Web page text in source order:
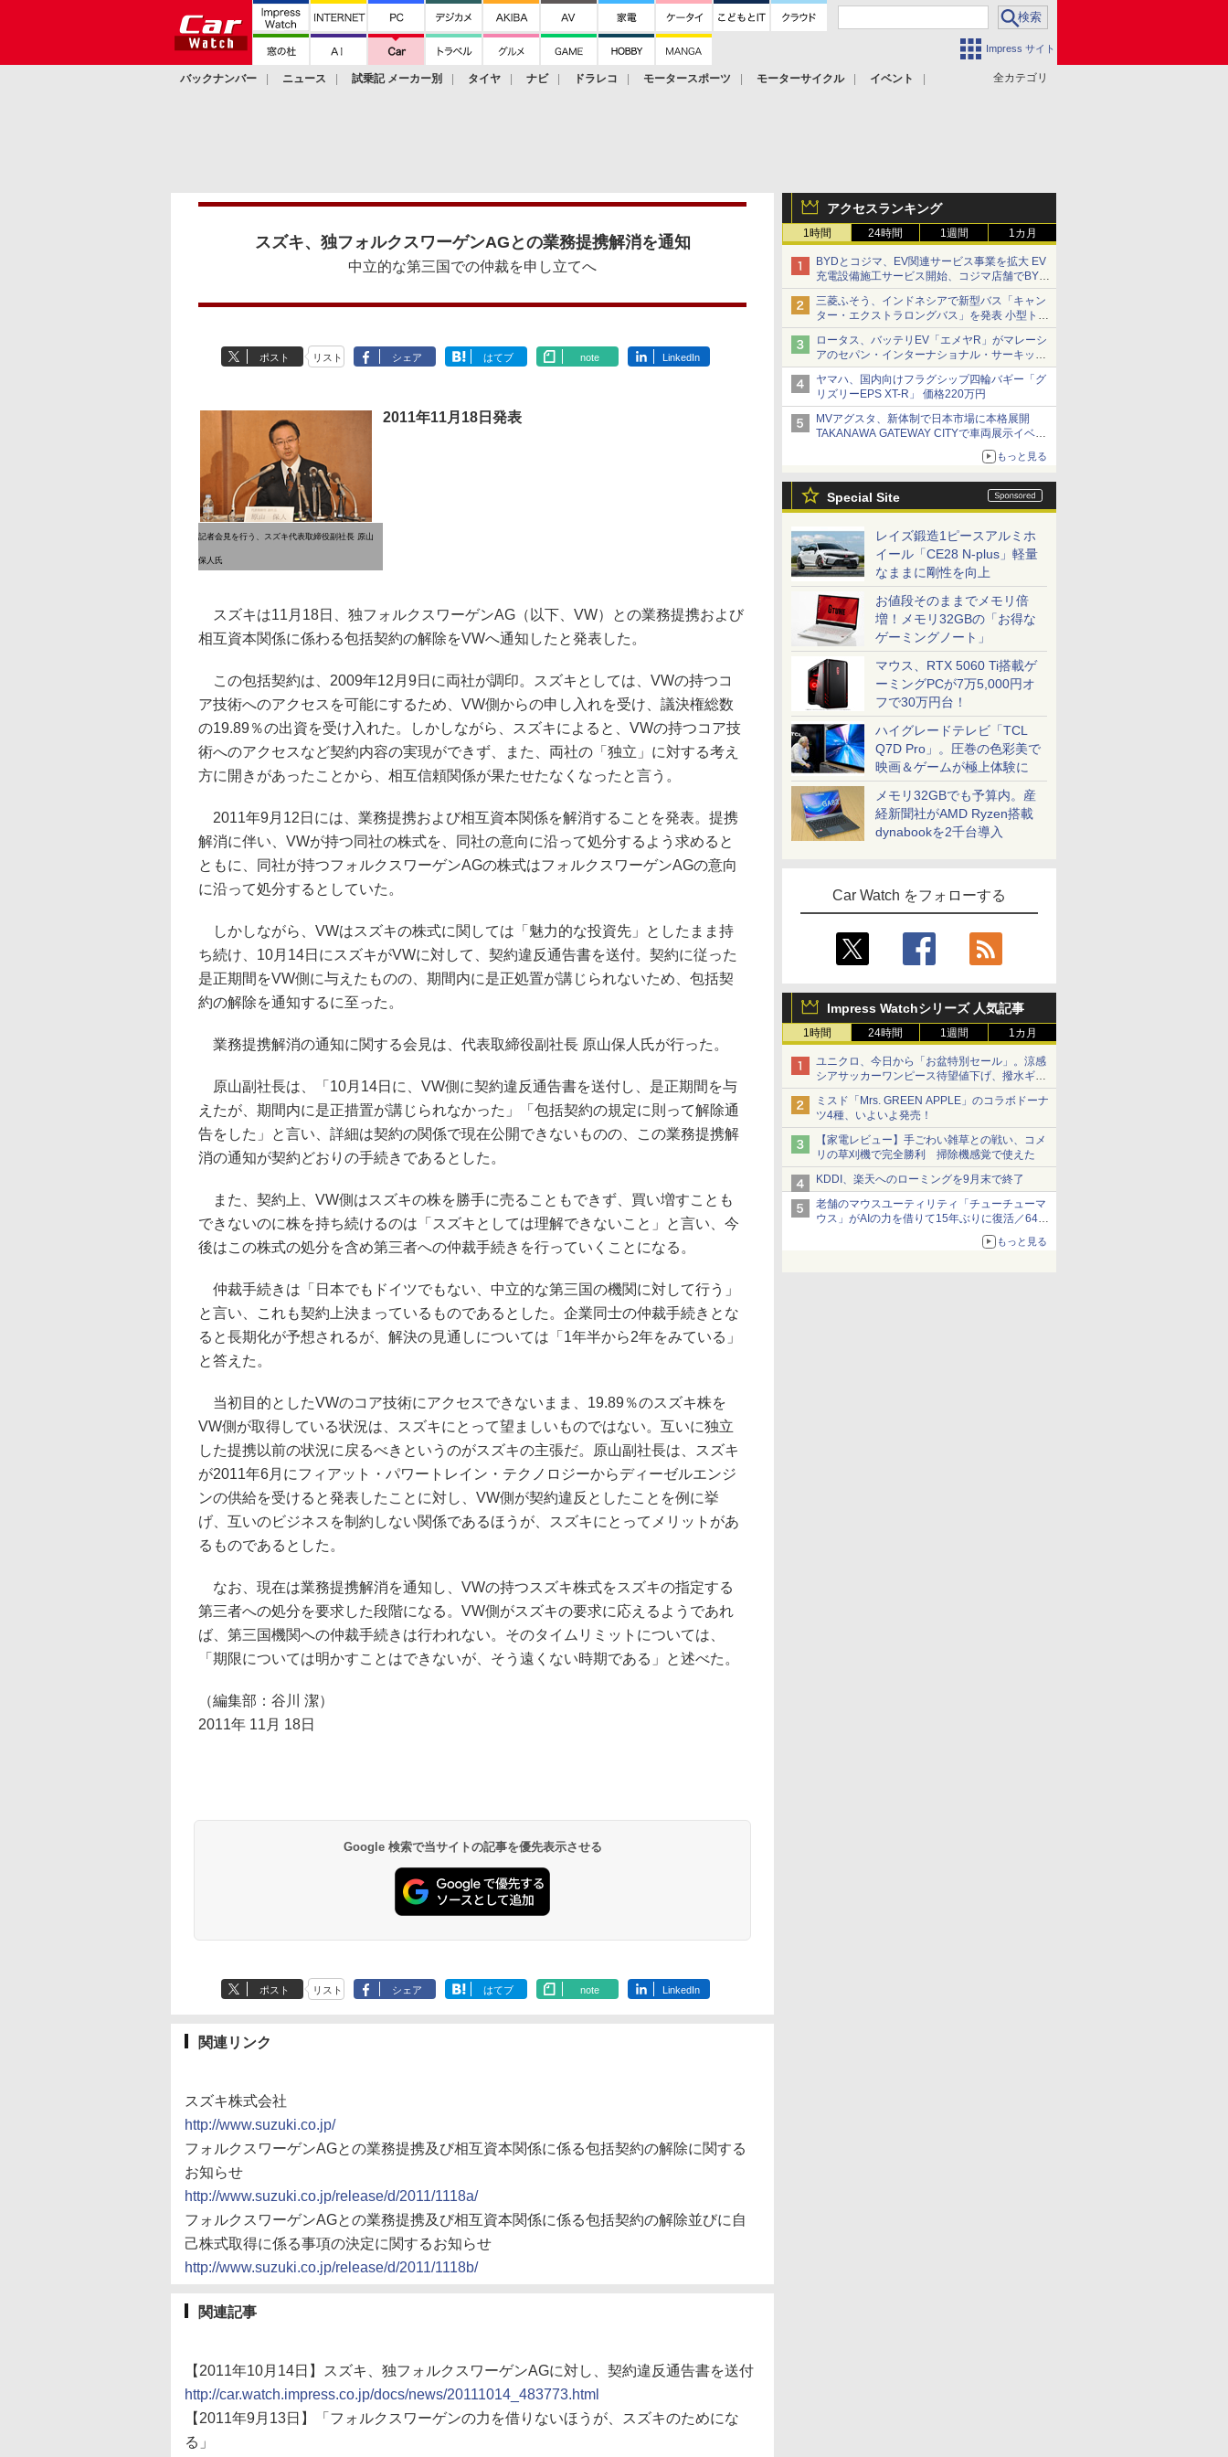
Impress サイト
全カテゴリ
バックナンバー ニュース 試乗記 メーカー別 タイヤ ナビ ドラレコ モータースポーツ モーターサイクル
イベント
アクセスランキング
1時間 24時間 1週間 1カ月
BYDとコジマ、EV関連サービス事業を拡大 EV
充電設備施工サービス開始、コジマ店舗でBYD
車の展示・試乗イベントを強化
三菱ふそう、インドネシアで新型バス「キャン
ター・エクストラロングバス」を発表 小型トラ
ックベースの観光・旅客輸送向けバス
ロータス、バッテリEV「エメヤR」がマレーシ
アのセパン・インターナショナル・サーキット
のBEV最速タイムを樹立
ヤマハ、国内向けフラグシップ四輪バギー「グ
リズリーEPS XT-R」 価格220万円
MVアグスタ、新体制で日本市場に本格展開
TAKANAWA GATEWAY CITYで車両展示イベン
もっと見る
Special Site
レイズ鍛造1ピースアルミホ
イール「CE28 N-plus」軽量
なままに剛性を向上
お値段そのままでメモリ倍
増！メモリ32GBの「お得な
ゲーミングノート」
マウス、RTX 5060 Ti搭載ゲ
ーミングPCが7万5,000円オ
フで30万円台！
ハイグレードテレビ「TCL
Q7D Pro」。圧巻の色彩美で
映画＆ゲームが極上体験に
メモリ32GBでも予算内。産
経新聞社がAMD Ryzen搭載
dynabookを2千台導入
Car Watch をフォローする
Impress Watchシリーズ 人気記事
1時間 24時間 1週間 1カ月
ユニクロ、今日から「お盆特別セール」。涼感
シアサッカーワンピース待望値下げ、撥水ギア
ショーツは1990円に
ミスド「Mrs. GREEN APPLE」のコラボドーナ
ツ4種、いよいよ発売！
【家電レビュー】手ごわい雑草との戦い、コメ
リの草刈機で完全勝利 掃除機感覚で使えた
KDDI、楽天へのローミングを9月末で終了
老舗のマウスユーティリティ「チューチューマ
ウス」がAIの力を借りて15年ぶりに復活／64bit
化、Windows 10/11、「Chrome」も走り回
る。復活記念で2026年末まで500円
もっと見る
スズキ、独フォルクスワーゲンAGとの業務提携解消を通知
中立的な第三国での仲裁を申し立てへ
ポスト リスト シェア はてブ note LinkedIn
記者会見を行う、スズキ代表取締役副社長 原山
保人氏
2011年11月18日発表
スズキは11月18日、独フォルクスワーゲンAG（以下、VW）との業務提携および
相互資本関係に係わる包括契約の解除をVWへ通知したと発表した。
この包括契約は、2009年12月9日に両社が調印。スズキとしては、VWの持つコ
ア技術へのアクセスを可能にするため、VW側からの申し入れを受け、議決権総数
の19.89％の出資を受け入れた。しかしながら、スズキによると、VWの持つコア技
術へのアクセスなど契約内容の実現ができず、また、両社の「独立」に対する考え
方に開きがあったことから、相互信頼関係が果たせたなくなったと言う。
2011年9月12日には、業務提携および相互資本関係を解消することを発表。提携
解消に伴い、VWが持つ同社の株式を、同社の意向に沿って処分するよう求めると
ともに、同社が持つフォルクスワーゲンAGの株式はフォルクスワーゲンAGの意向
に沿って処分するとしていた。
しかしながら、VWはスズキの株式に関しては「魅力的な投資先」としたまま持
ち続け、10月14日にスズキがVWに対して、契約違反通告書を送付。契約に従った
是正期間をVW側に与えたものの、期間内に是正処置が講じられないため、包括契
約の解除を通知するに至った。
業務提携解消の通知に関する会見は、代表取締役副社長 原山保人氏が行った。
原山副社長は、「10月14日に、VW側に契約違反通告書を送付し、是正期間を与
えたが、期間内に是正措置が講じられなかった」「包括契約の規定に則って解除通
告をした」と言い、詳細は契約の関係で現在公開できないものの、この業務提携解
消の通知が契約どおりの手続きであるとした。
また、契約上、VW側はスズキの株を勝手に売ることもできず、買い増すことも
できないのに株を持ち続けるのは「スズキとしては理解できないこと」と言い、今
後はこの株式の処分を含め第三者への仲裁手続きを行っていくことになる。
仲裁手続きは「日本でもドイツでもない、中立的な第三国の機関に対して行う」
と言い、これも契約上決まっているものであるとした。企業同士の仲裁手続きとな
ると長期化が予想されるが、解決の見通しについては「1年半から2年をみている」
と答えた。
当初目的としたVWのコア技術にアクセスできないまま、19.89％のスズキ株を
VW側が取得している状況は、スズキにとって望ましいものではない。互いに独立
した提携以前の状況に戻るべきというのがスズキの主張だ。原山副社長は、スズキ
が2011年6月にフィアット・パワートレイン・テクノロジーからディーゼルエンジ
ンの供給を受けると発表したことに対し、VW側が契約違反としたことを例に挙
げ、互いのビジネスを制約しない関係であるほうが、スズキにとってメリットがあ
るものであるとした。
なお、現在は業務提携解消を通知し、VWの持つスズキ株式をスズキの指定する
第三者への処分を要求した段階になる。VW側がスズキの要求に応えるようであれ
ば、第三国機関への仲裁手続きは行われない。そのタイムリミットについては、
「期限については明かすことはできないが、そう遠くない時期である」と述べた。
（編集部：谷川 潔）
2011年 11月 18日
Google 検索で当サイトの記事を優先表示させる
ポスト リスト シェア はてブ note LinkedIn
関連リンク
スズキ株式会社
http://www.suzuki.co.jp/
フォルクスワーゲンAGとの業務提携及び相互資本関係に係る包括契約の解除に関する
お知らせ
http://www.suzuki.co.jp/release/d/2011/1118a/
フォルクスワーゲンAGとの業務提携及び相互資本関係に係る包括契約の解除並びに自
己株式取得に係る事項の決定に関するお知らせ
http://www.suzuki.co.jp/release/d/2011/1118b/
関連記事
【2011年10月14日】スズキ、独フォルクスワーゲンAGに対し、契約違反通告書を送付
http://car.watch.impress.co.jp/docs/news/20111014_483773.html
【2011年9月13日】「フォルクスワーゲンの力を借りないほうが、スズキのためにな
る」